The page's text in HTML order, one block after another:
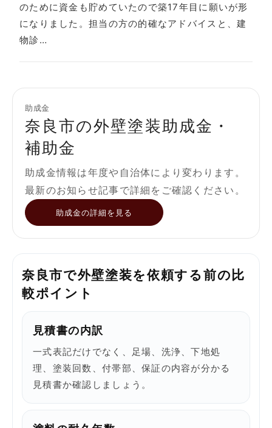
のために資金も貯めていたので築17年目に願いが形
になりました。担当の方の的確なアドバイスと、建
物診…
助成金
奈良市の外壁塗装助成金・
補助金
助成金情報は年度や自治体により変わります。
最新のお知らせ記事で詳細をご確認ください。
助成金の詳細を見る
奈良市で外壁塗装を依頼する前の比
較ポイント
見積書の内訳
一式表記だけでなく、足場、洗浄、下地処
理、塗装回数、付帯部、保証の内容が分かる
見積書か確認しましょう。